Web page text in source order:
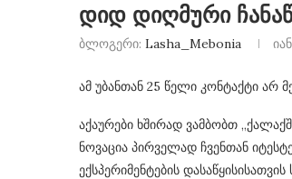
დიდ დიღმური
ბლოგერი: Lasha_Mebonia
ამ უბანთან 25 წელი კონტაქტი არ
აქაურები ხშირად ვამბობთ
ნოვაცია პირველად ჩვენთან
ექსპერიმენტების